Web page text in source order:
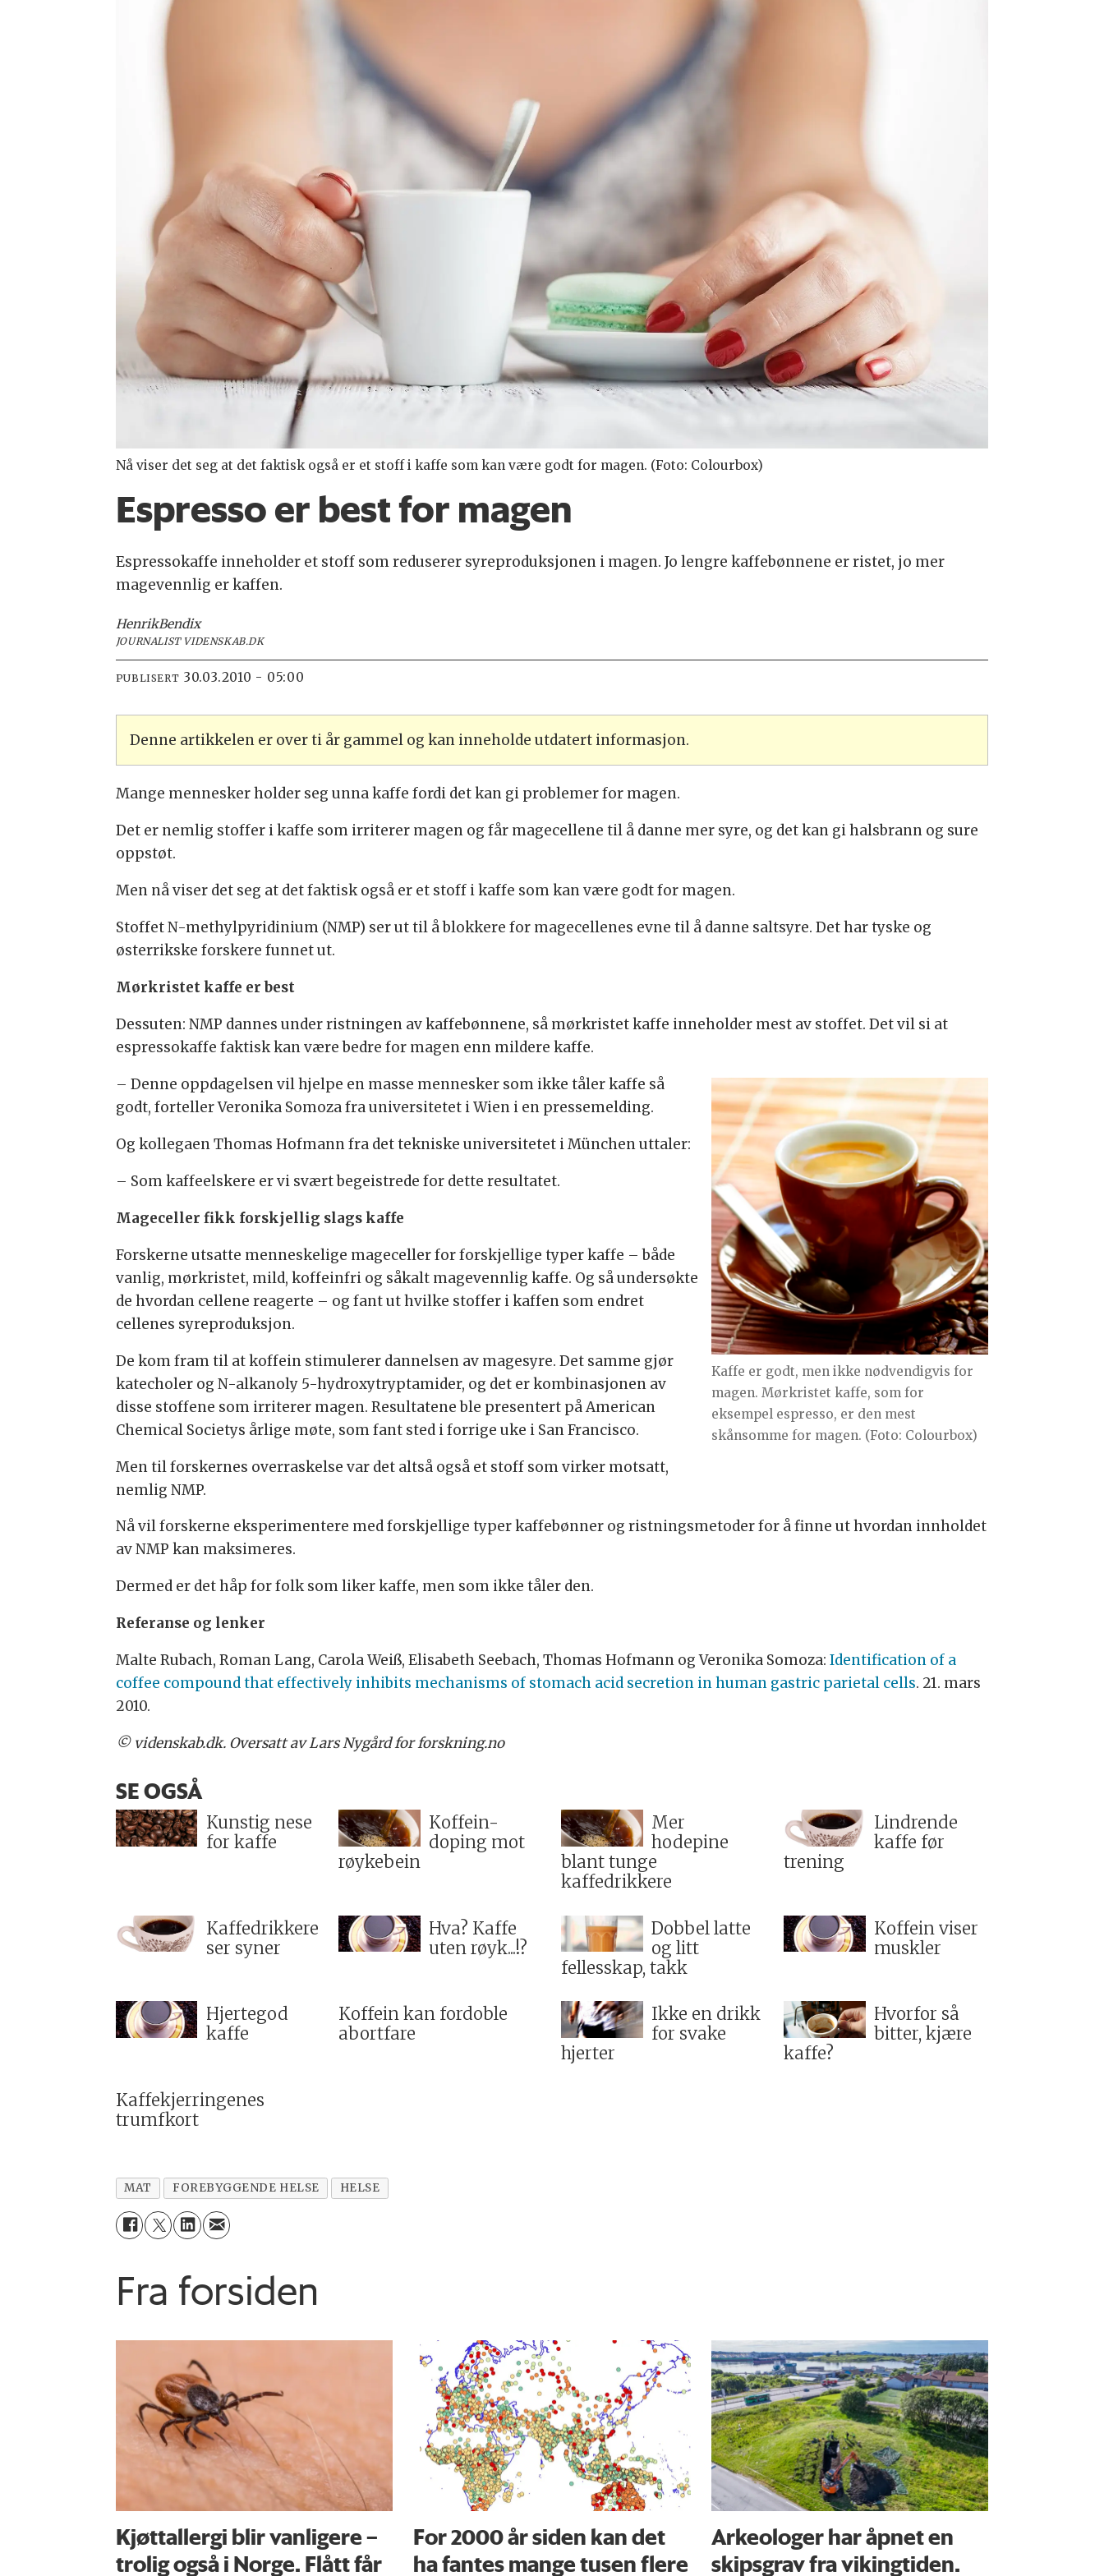
Nå viser det seg at det faktisk også er et stoff i kaffe som kan være godt for magen. (Foto: Colourbox)
Espresso er best for magen
Espressokaffe inneholder et stoff som reduserer syreproduksjonen i magen. Jo lengre kaffebønnene er ristet, jo mer
magevennlig er kaffen.
HenrikBendix
JOURNALIST VIDENSKAB.DK
PUBLISERT 30.03.2010 - 05:00
Denne artikkelen er over ti år gammel og kan inneholde utdatert informasjon.
Mange mennesker holder seg unna kaffe fordi det kan gi problemer for magen.
Det er nemlig stoffer i kaffe som irriterer magen og får magecellene til å danne mer syre, og det kan gi halsbrann og sure
oppstøt.
Men nå viser det seg at det faktisk også er et stoff i kaffe som kan være godt for magen.
Stoffet N-methylpyridinium (NMP) ser ut til å blokkere for magecellenes evne til å danne saltsyre. Det har tyske og
østerrikske forskere funnet ut.
Mørkristet kaffe er best
Dessuten: NMP dannes under ristningen av kaffebønnene, så mørkristet kaffe inneholder mest av stoffet. Det vil si at
espressokaffe faktisk kan være bedre for magen enn mildere kaffe.
Kaffe er godt, men ikke nødvendigvis for
magen. Mørkristet kaffe, som for
eksempel espresso, er den mest
skånsomme for magen. (Foto: Colourbox)
– Denne oppdagelsen vil hjelpe en masse mennesker som ikke tåler kaffe så
godt, forteller Veronika Somoza fra universitetet i Wien i en pressemelding.
Og kollegaen Thomas Hofmann fra det tekniske universitetet i München uttaler:
– Som kaffeelskere er vi svært begeistrede for dette resultatet.
Mageceller fikk forskjellig slags kaffe
Forskerne utsatte menneskelige mageceller for forskjellige typer kaffe – både
vanlig, mørkristet, mild, koffeinfri og såkalt magevennlig kaffe. Og så undersøkte
de hvordan cellene reagerte – og fant ut hvilke stoffer i kaffen som endret
cellenes syreproduksjon.
De kom fram til at koffein stimulerer dannelsen av magesyre. Det samme gjør
katecholer og N-alkanoly 5-hydroxytryptamider, og det er kombinasjonen av
disse stoffene som irriterer magen. Resultatene ble presentert på American
Chemical Societys årlige møte, som fant sted i forrige uke i San Francisco.
Men til forskernes overraskelse var det altså også et stoff som virker motsatt,
nemlig NMP.
Nå vil forskerne eksperimentere med forskjellige typer kaffebønner og ristningsmetoder for å finne ut hvordan innholdet
av NMP kan maksimeres.
Dermed er det håp for folk som liker kaffe, men som ikke tåler den.
Referanse og lenker
Malte Rubach, Roman Lang, Carola Weiß, Elisabeth Seebach, Thomas Hofmann og Veronika Somoza: Identification of a
coffee compound that effectively inhibits mechanisms of stomach acid secretion in human gastric parietal cells. 21. mars
2010.
© videnskab.dk. Oversatt av Lars Nygård for forskning.no
SE OGSÅ
Kunstig nese
for kaffe
Koffein-
doping mot
røykebein
Mer
hodepine
blant tunge
kaffedrikkere
Lindrende
kaffe før
trening
Kaffedrikkere
ser syner
Hva? Kaffe
uten røyk...!?
Dobbel latte
og litt
fellesskap, takk
Koffein viser
muskler
Hjertegod
kaffe
Koffein kan fordoble
abortfare
Ikke en drikk
for svake
hjerter
Hvorfor så
bitter, kjære
kaffe?
Kaffekjerringenes
trumfkort
MAT FOREBYGGENDE HELSE HELSE
Fra forsiden
Kjøttallergi blir vanligere –
trolig også i Norge. Flått får
For 2000 år siden kan det
ha fantes mange tusen flere
Arkeologer har åpnet en
skipsgrav fra vikingtiden.